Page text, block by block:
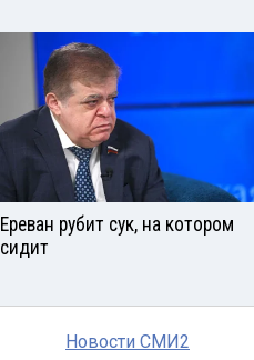
Ереван рубит сук, на котором
сидит
Новости СМИ2